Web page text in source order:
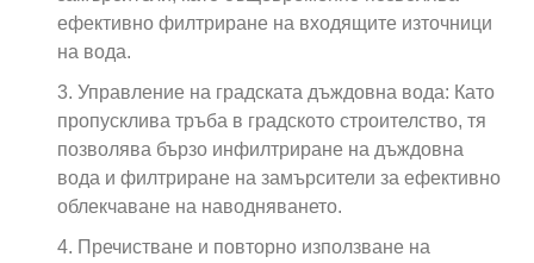
ефективно филтриране на входящите източници
на вода.
3. Управление на градската дъждовна вода: Като
пропусклива тръба в градското строителство, тя
позволява бързо инфилтриране на дъждовна
вода и филтриране на замърсители за ефективно
облекчаване на наводняването.
4. Пречистване и повторно използване на